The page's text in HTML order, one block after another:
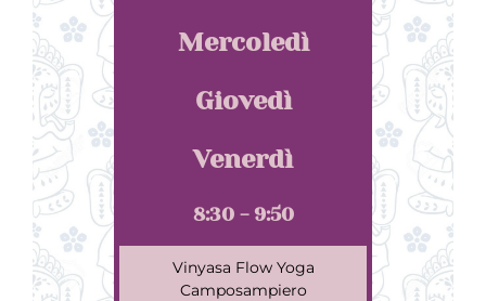
Mercoledì
Giovedì
Venerdì
8:30 - 9:50
Vinyasa Flow Yoga
Camposampiero